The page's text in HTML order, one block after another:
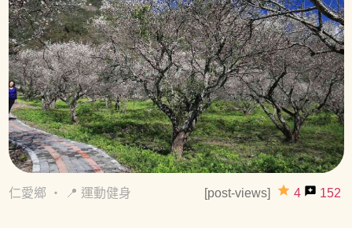
仁愛鄉 ・ 📍 運動健身 [post-views] grade 4 reviews 152